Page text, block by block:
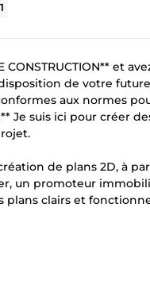
CONSTRUCTION** et
de votre
aux normes
Je suis ici pour créer
de plans 2D, à
un promoteur
plans clairs et